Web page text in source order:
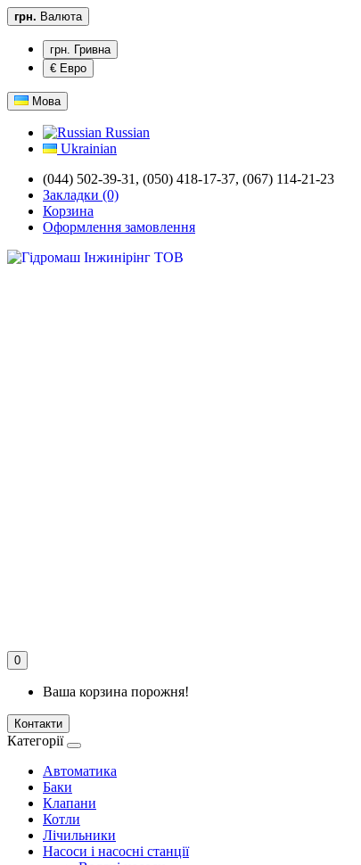
грн. Валюта
грн. Гривна
€ Евро
Мова
Russian
Ukrainian
(044) 502-39-31, (050) 418-17-37, (067) 114-21-23
Закладки (0)
Корзина
Оформлення замовлення
0
Ваша корзина порожня!
Контакти
Категорії
Автоматика
Баки
Клапани
Котли
Лічильники
Насоси і насосні станції